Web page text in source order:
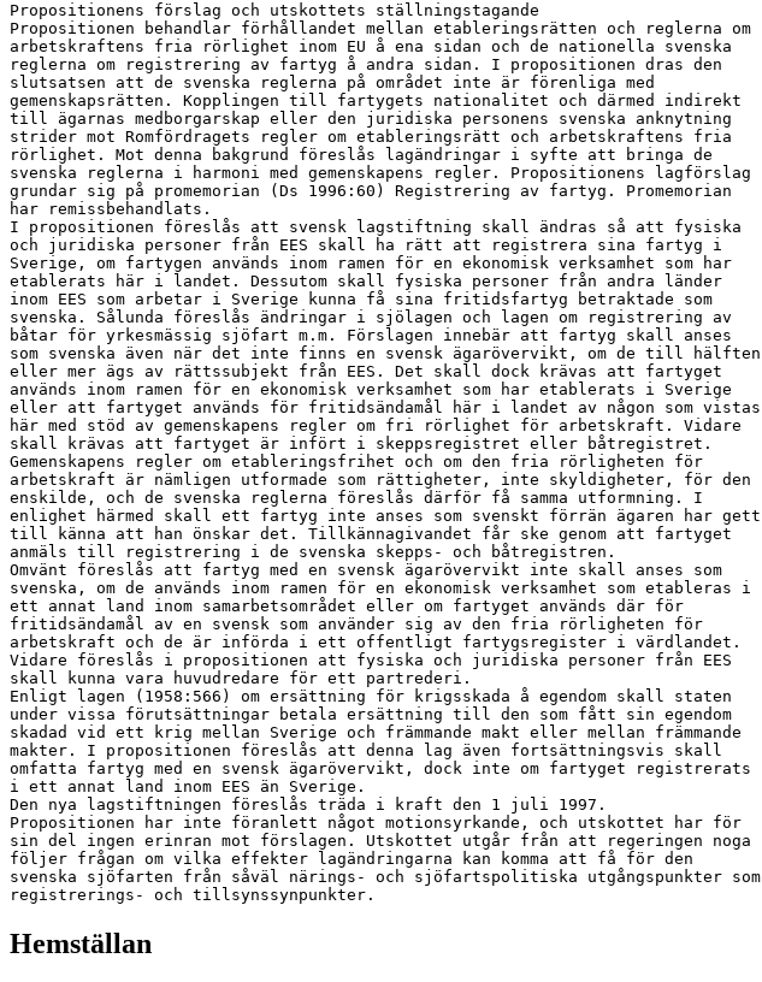
Propositionens förslag och utskottets ställningstagande
Propositionen behandlar förhållandet mellan etableringsrätten och reglerna om
arbetskraftens fria rörlighet inom EU å ena sidan och de nationella svenska
reglerna om registrering av fartyg å andra sidan. I propositionen dras den
slutsatsen att de svenska reglerna på området inte är förenliga med
gemenskapsrätten. Kopplingen till fartygets nationalitet och därmed indirekt
till ägarnas medborgarskap eller den juridiska personens svenska anknytning
strider mot Romfördragets regler om etableringsrätt och arbetskraftens fria
rörlighet. Mot denna bakgrund föreslås lagändringar i syfte att bringa de
svenska reglerna i harmoni med gemenskapens regler. Propositionens lagförslag
grundar sig på promemorian (Ds 1996:60) Registrering av fartyg. Promemorian
har remissbehandlats.
I propositionen föreslås att svensk lagstiftning skall ändras så att fysiska
och juridiska personer från EES skall ha rätt att registrera sina fartyg i
Sverige, om fartygen används inom ramen för en ekonomisk verksamhet som har
etablerats här i landet. Dessutom skall fysiska personer från andra länder
inom EES som arbetar i Sverige kunna få sina fritidsfartyg betraktade som
svenska. Sålunda föreslås ändringar i sjölagen och lagen om registrering av
båtar för yrkesmässig sjöfart m.m. Förslagen innebär att fartyg skall anses
som svenska även när det inte finns en svensk ägarövervikt, om de till hälften
eller mer ägs av rättssubjekt från EES. Det skall dock krävas att fartyget
används inom ramen för en ekonomisk verksamhet som har etablerats i Sverige
eller att fartyget används för fritidsändamål här i landet av någon som vistas
här med stöd av gemenskapens regler om fri rörlighet för arbetskraft. Vidare
skall krävas att fartyget är infört i skeppsregistret eller båtregistret.
Gemenskapens regler om etableringsfrihet och om den fria rörligheten för
arbetskraft är nämligen utformade som rättigheter, inte skyldigheter, för den
enskilde, och de svenska reglerna föreslås därför få samma utformning. I
enlighet härmed skall ett fartyg inte anses som svenskt förrän ägaren har gett
till känna att han önskar det. Tillkännagivandet får ske genom att fartyget
anmäls till registrering i de svenska skepps- och båtregistren.
Omvänt föreslås att fartyg med en svensk ägarövervikt inte skall anses som
svenska, om de används inom ramen för en ekonomisk verksamhet som etableras i
ett annat land inom samarbetsområdet eller om fartyget används där för
fritidsändamål av en svensk som använder sig av den fria rörligheten för
arbetskraft och de är införda i ett offentligt fartygsregister i värdlandet.
Vidare föreslås i propositionen att fysiska och juridiska personer från EES
skall kunna vara huvudredare för ett partrederi.
Enligt lagen (1958:566) om ersättning för krigsskada å egendom skall staten
under vissa förutsättningar betala ersättning till den som fått sin egendom
skadad vid ett krig mellan Sverige och främmande makt eller mellan främmande
makter. I propositionen föreslås att denna lag även fortsättningsvis skall
omfatta fartyg med en svensk ägarövervikt, dock inte om fartyget registrerats
i ett annat land inom EES än Sverige.
Den nya lagstiftningen föreslås träda i kraft den 1 juli 1997.
Propositionen har inte föranlett något motionsyrkande, och utskottet har för
sin del ingen erinran mot förslagen. Utskottet utgår från att regeringen noga
följer frågan om vilka effekter lagändringarna kan komma att få för den
svenska sjöfarten från såväl närings- och sjöfartspolitiska utgångspunkter som
registrerings- och tillsynssynpunkter.
Hemställan